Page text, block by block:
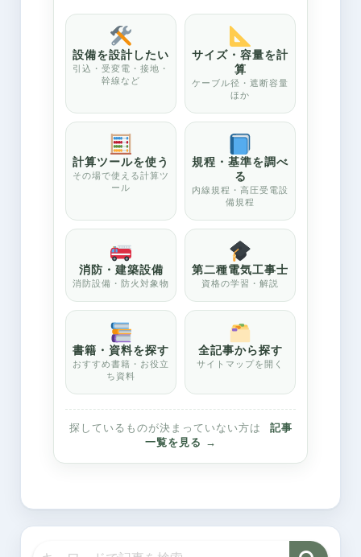
設備を設計したい
引込・受変電・接地・
幹線など
サイズ・容量を計
算
ケーブル径・遮断容量
ほか
計算ツールを使う
その場で使える計算ツ
ール
規程・基準を調べ
る
内線規程・高圧受電設
備規程
消防・建築設備
消防設備・防火対象物
第二種電気工事士
資格の学習・解説
書籍・資料を探す
おすすめ書籍・お役立
ち資料
全記事から探す
サイトマップを開く
探しているものが決まっていない方は
記事
一覧を見る →